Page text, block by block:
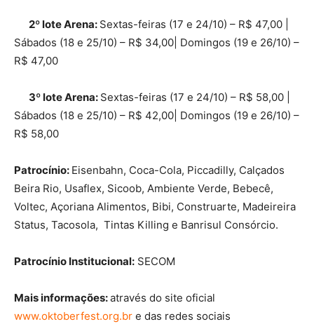
2º lote Arena: Sextas-feiras (17 e 24/10) – R$ 47,00 |
Sábados (18 e 25/10) – R$ 34,00| Domingos (19 e 26/10) –
R$ 47,00
3º lote Arena: Sextas-feiras (17 e 24/10) – R$ 58,00 |
Sábados (18 e 25/10) – R$ 42,00| Domingos (19 e 26/10) –
R$ 58,00
Patrocínio: Eisenbahn, Coca-Cola, Piccadilly, Calçados
Beira Rio, Usaflex, Sicoob, Ambiente Verde, Bebecê,
Voltec, Açoriana Alimentos, Bibi, Construarte, Madeireira
Status, Tacosola, Tintas Killing e Banrisul Consórcio.
Patrocínio Institucional: SECOM
Mais informações:através do site oficial
www.oktoberfest.org.br e das redes sociais